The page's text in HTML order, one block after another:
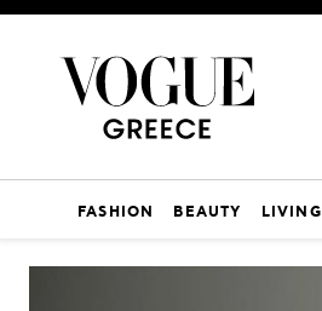
FASHION BEAUTY LIVING